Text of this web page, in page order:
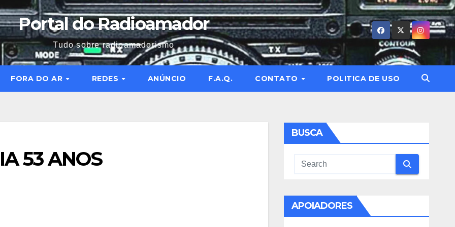
Portal do Radioamador
Tudo sobre radioamadorismo
FORA DO AR REDES ANÚNCIO F.A.Q. CONTATO POLITICA DE USO
53 ANOS
BUSCA
APOIADORES